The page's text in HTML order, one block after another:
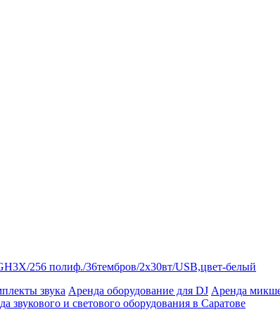
256 полиф./36тембров/2х30вт/USB,цвет-белый
звука Аренда оборудование для DJ Аренда
звукового и светового оборудования в Саратове